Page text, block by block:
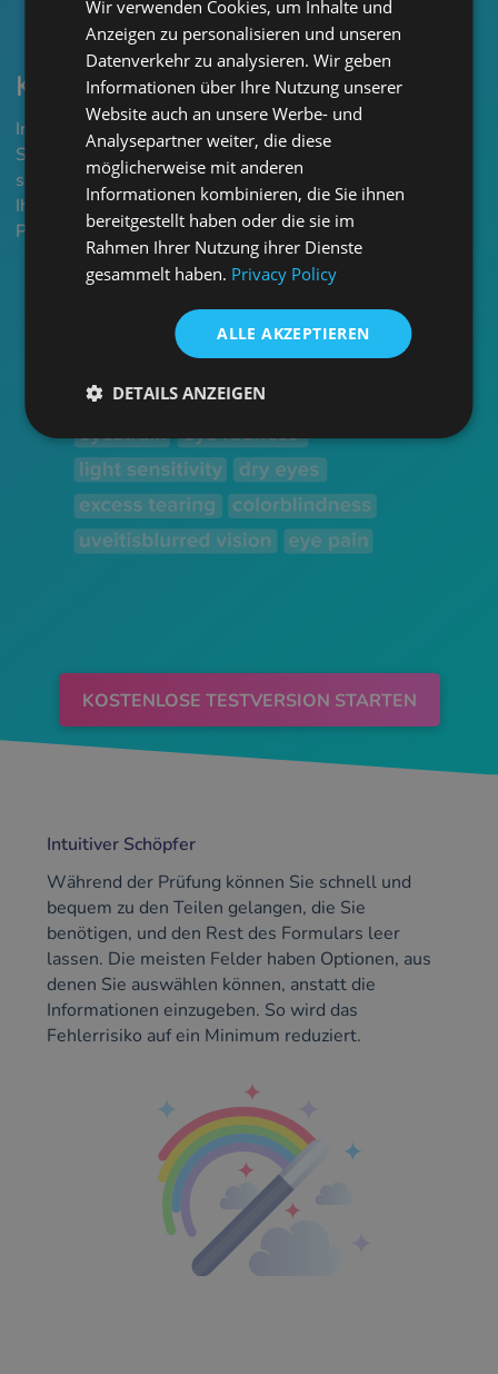
Kluge Vorschläge
In verschiedenen Phasen der Untersuchung können
Sie Glassons Vorschläge nutzen, um die Felder noch
schneller auszufüllen. Solche Details erleichtern
Ihnen die Arbeit, sodass Sie sich ganz auf den
Patienten konzentrieren können.
KOSTENLOSE TESTVERSION STARTEN
Intuitiver Schöpfer
Während der Prüfung können Sie schnell und
bequem zu den Teilen gelangen, die Sie
benötigen, und den Rest des Formulars leer
lassen. Die meisten Felder haben Optionen, aus
denen Sie auswählen können, anstatt die
Informationen einzugeben. So wird das
Fehlerrisiko auf ein Minimum reduziert.
POLISH
CZECH
GERMAN
SPANISH
CROATIAN
ITALIAN
PORTUGUESE
ROMANIAN
SLOVENIAN
SWEDISH
Wir verwenden Cookies, um Inhalte und
Anzeigen zu personalisieren und unseren
Datenverkehr zu analysieren. Wir geben
Informationen über Ihre Nutzung unserer
Website auch an unsere Werbe- und
Analysepartner weiter, die diese
möglicherweise mit anderen
Informationen kombinieren, die Sie ihnen
bereitgestellt haben oder die sie im
Rahmen Ihrer Nutzung ihrer Dienste
gesammelt haben. Privacy Policy
ALLE AKZEPTIEREN
DETAILS ANZEIGEN